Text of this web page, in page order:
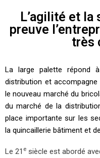
L’agilité et
preuve
très
La large palette répond
distribution et
le nouveau marché du
du marché de la
place importante sur les
la quincaillerie bâtiment et
Le 21 e siècle est abordé